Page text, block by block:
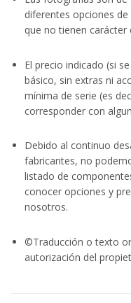
diferentes opciones
que no tienen carácter
El precio indicado (si
básico, sin extras ni
mínima de serie (es
corresponder con
Debido al continuo
fabricantes, no
listado de
conocer opciones y
nosotros.
©Traducción o texto
autorización del